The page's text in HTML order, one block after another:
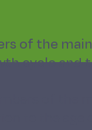
of the
cycle and
to the